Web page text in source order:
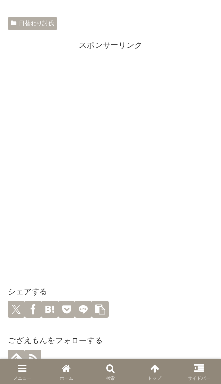
日替わり討伐
スポンサーリンク
シェアする
ござえもんをフォローする
メニュー ホーム 検索 トップ サイドバー